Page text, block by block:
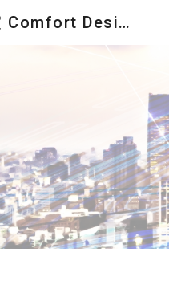
Skip to
知的情報空間研究室 Comfort Design Lab